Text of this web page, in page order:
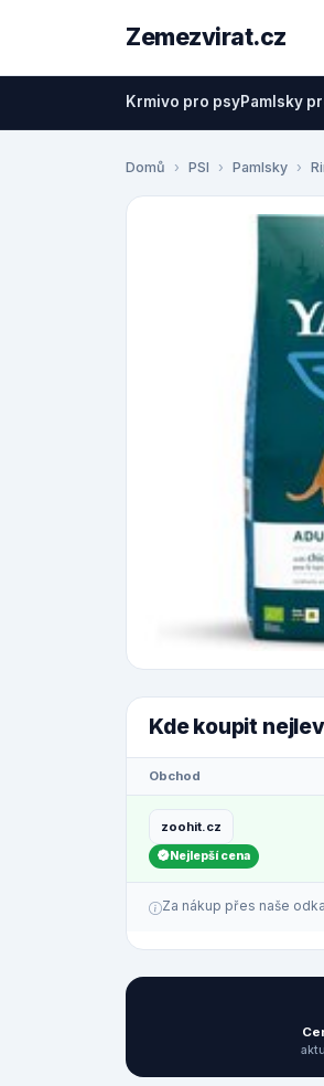
Zemezvirat.cz
Krmivo pro psyPamlsky
Domů PSI Pamlsky
Kde koupit
Obchod
zoohit.cz
Nejlepší cena
Za nákup přes naše